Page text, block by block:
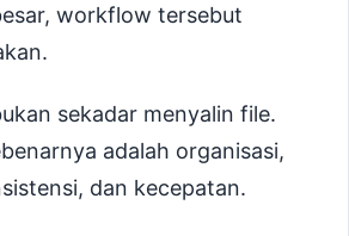
workflow tersebut
sekadar menyalin file.
adalah organisasi,
dan kecepatan.